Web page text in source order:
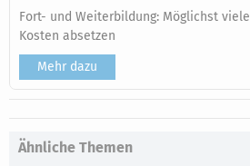
Fort- und Weiterbildung: Möglichst viele
Kosten absetzen
Mehr dazu
Ähnliche Themen